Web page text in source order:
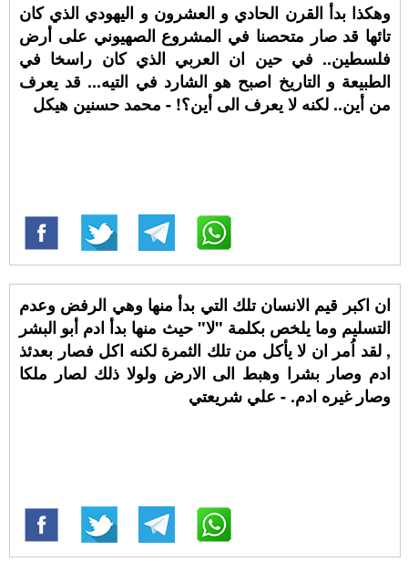
وهكذا بدأ القرن الحادي و العشرون و اليهودي الذي كان
تائها قد صار متحصنا في المشروع الصهيوني على أرض
فلسطين.. في حين ان العربي الذي كان راسخا في
الطبيعة و التاريخ اصبح هو الشارد في التيه... قد يعرف
من أين.. لكنه لا يعرف الى أين؟! - محمد حسنين هيكل
ان اكبر قيم الانسان تلك التي بدأ منها وهي الرفض وعدم
التسليم وما يلخص بكلمة "لا" حيث منها بدأ ادم أبو البشر
, لقد اُمر ان لا يأكل من تلك الثمرة لكنه اكل فصار بعدئذ
ادم وصار بشرا وهبط الى الارض ولولا ذلك لصار ملكا
وصار غيره ادم. - علي شريعتي